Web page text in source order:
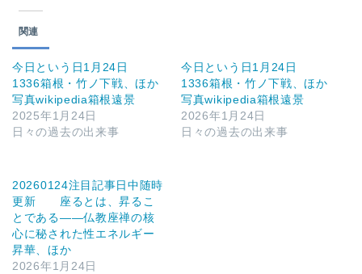
関連
今日という日1月24日
1336箱根・竹ノ下戦、ほか
写真wikipedia箱根遠景
2025年1月24日
日々の過去の出来事
今日という日1月24日
1336箱根・竹ノ下戦、ほか
写真wikipedia箱根遠景
2026年1月24日
日々の過去の出来事
20260124注目記事日中随時
更新 座るとは、昇るこ
とである――仏教座禅の核
心に秘された性エネルギー
昇華、ほか
2026年1月24日